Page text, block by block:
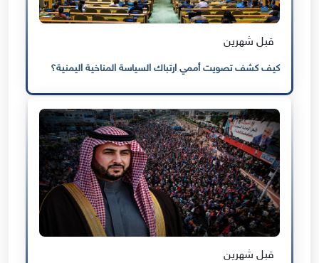
قبل شهرين
كيف كشف تصويت أممي ارتباك السياسة المناخية اليمنية؟
قبل شهرين